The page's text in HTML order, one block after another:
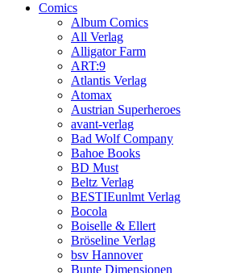
Comics
Album Comics
All Verlag
Alligator Farm
ART:9
Atlantis Verlag
Atomax
Austrian Superheroes
avant-verlag
Bad Wolf Company
Bahoe Books
BD Must
Beltz Verlag
BESTIEunlmt Verlag
Bocola
Boiselle & Ellert
Bröseline Verlag
bsv Hannover
Bunte Dimensionen